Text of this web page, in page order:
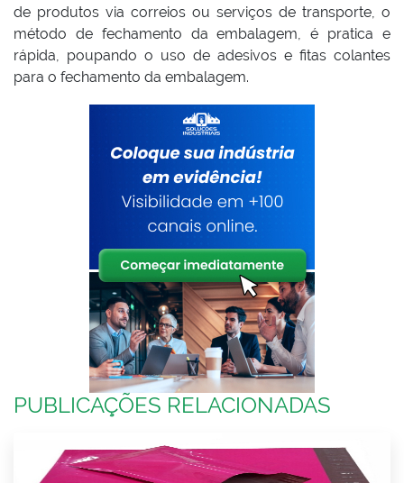
de produtos via correios ou serviços de transporte, o
método de fechamento da embalagem, é pratica e
rápida, poupando o uso de adesivos e fitas colantes
para o fechamento da embalagem.
PUBLICAÇÕES RELACIONADAS